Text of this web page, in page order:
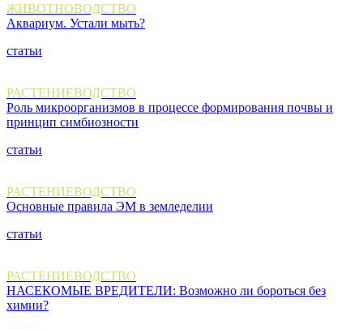
ЖИВОТНОВОДСТВО
Аквариум. Устали мыть?
статьи
РАСТЕНИЕВОДСТВО
Роль микроорганизмов в процессе формирования почвы и
принцип симбиозности
статьи
РАСТЕНИЕВОДСТВО
Основные правила ЭМ в земледелии
статьи
РАСТЕНИЕВОДСТВО
НАСЕКОМЫЕ ВРЕДИТЕЛИ: Возможно ли бороться без
химии?